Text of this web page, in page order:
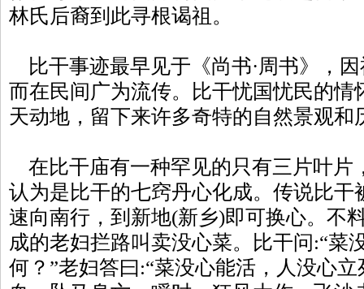
林氏后裔到此寻根谒祖。
比干事迹最早见于《尚书·周书》，
而在民间广为流传。比干忧国忧民的情
天动地，留下来许多奇特的自然景观和
在比干庙有一种罕见的只有三片叶片
认为是比干的七窍丹心化成。传说比干
速向南行，到新地(新乡)即可换心。不
成的老妇拦路叫卖没心菜。比干问:“菜
何？”老妇答曰:“菜没心能活，人没心